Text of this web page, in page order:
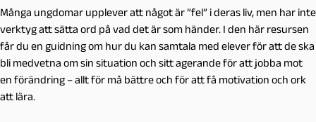
Många ungdomar upplever att något är ”fel” i deras liv, men har inte
verktyg att sätta ord på vad det är som händer. I den här resursen
får du en guidning om hur du kan samtala med elever för att de ska
bli medvetna om sin situation och sitt agerande för att jobba mot
en förändring – allt för må bättre och för att få motivation och ork
att lära.